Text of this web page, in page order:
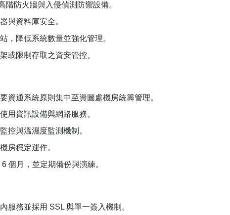
階防火牆與入侵偵測防禦設備。
與資料庫安全。
，降低系統數量並強化管理。
或限制存取之資安管控。
資通系統原則集中至資圖處機房統籌管理。
用資訊設備與網路服務。
控與溫濕度監測機制。
房穩定運作。
個月，並定期備份與演練。
服務並採用 SSL 與單一簽入機制。